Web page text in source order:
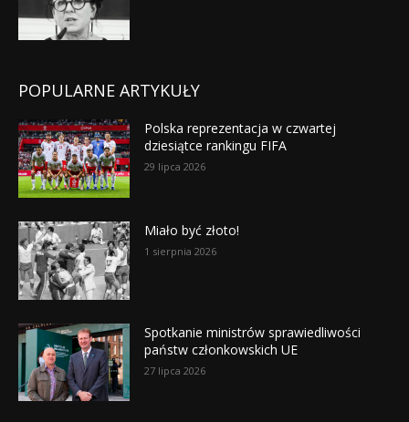
POPULARNE ARTYKUŁY
Polska reprezentacja w czwartej
dziesiątce rankingu FIFA
29 lipca 2026
Miało być złoto!
1 sierpnia 2026
Spotkanie ministrów sprawiedliwości
państw członkowskich UE
27 lipca 2026